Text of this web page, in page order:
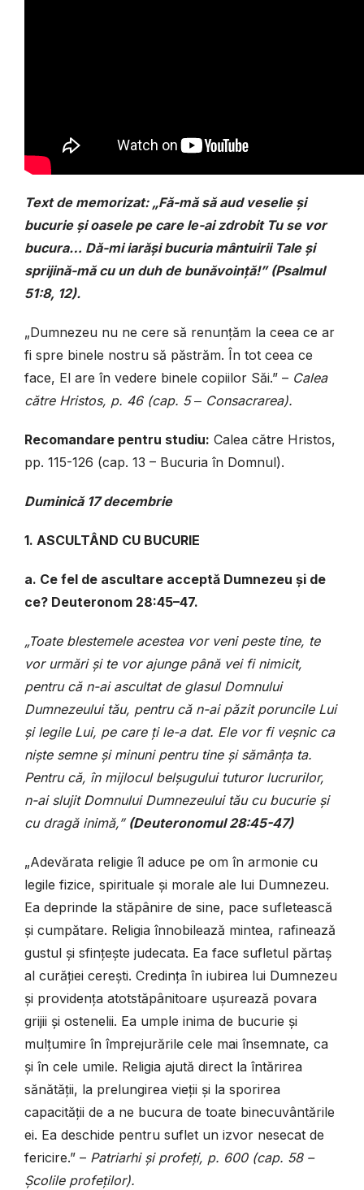
Text de memorizat: „Fă-mă să aud veselie și
bucurie și oasele pe care le-ai zdrobit Tu se vor
bucura… Dă-mi iarăși bucuria mântuirii Tale și
sprijină-mă cu un duh de bunăvoință!” (Psalmul
51:8, 12).
„Dumnezeu nu ne cere să renunțăm la ceea ce ar
fi spre binele nostru să păstrăm. În tot ceea ce
face, El are în vedere binele copiilor Săi.” – Calea
către Hristos, p. 46 (cap. 5 ‒ Consacrarea).
Recomandare pentru studiu: Calea către Hristos,
pp. 115-126 (cap. 13 – Bucuria în Domnul).
Duminică 17 decembrie
1. ASCULTÂND CU BUCURIE
a. Ce fel de ascultare acceptă Dumnezeu și de
ce? Deuteronom 28:45–47.
„Toate blestemele acestea vor veni peste tine, te
vor urmări și te vor ajunge până vei fi nimicit,
pentru că n-ai ascultat de glasul Domnului
Dumnezeului tău, pentru că n-ai păzit poruncile Lui
și legile Lui, pe care ți le-a dat. Ele vor fi veșnic ca
niște semne și minuni pentru tine și sămânța ta.
Pentru că, în mijlocul belșugului tuturor lucrurilor,
n-ai slujit Domnului Dumnezeului tău cu bucurie și
cu dragă inimă,” (Deuteronomul 28:45-47)
„Adevărata religie îl aduce pe om în armonie cu
legile fizice, spirituale și morale ale lui Dumnezeu.
Ea deprinde la stăpânire de sine, pace sufletească
și cumpătare. Religia înnobilează mintea, rafinează
gustul și sfințește judecata. Ea face sufletul părtaș
al curăției cerești. Credința în iubirea lui Dumnezeu
și providența atotstăpânitoare ușurează povara
grijii și ostenelii. Ea umple inima de bucurie și
mulțumire în împrejurările cele mai însemnate, ca
și în cele umile. Religia ajută direct la întărirea
sănătății, la prelungirea vieții și la sporirea
capacității de a ne bucura de toate binecuvântările
ei. Ea deschide pentru suflet un izvor nesecat de
fericire.” – Patriarhi și profeți, p. 600 (cap. 58 –
Școlile profeților).